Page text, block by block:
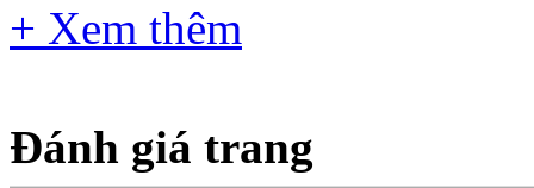
+ Xem thêm
Đánh giá trang